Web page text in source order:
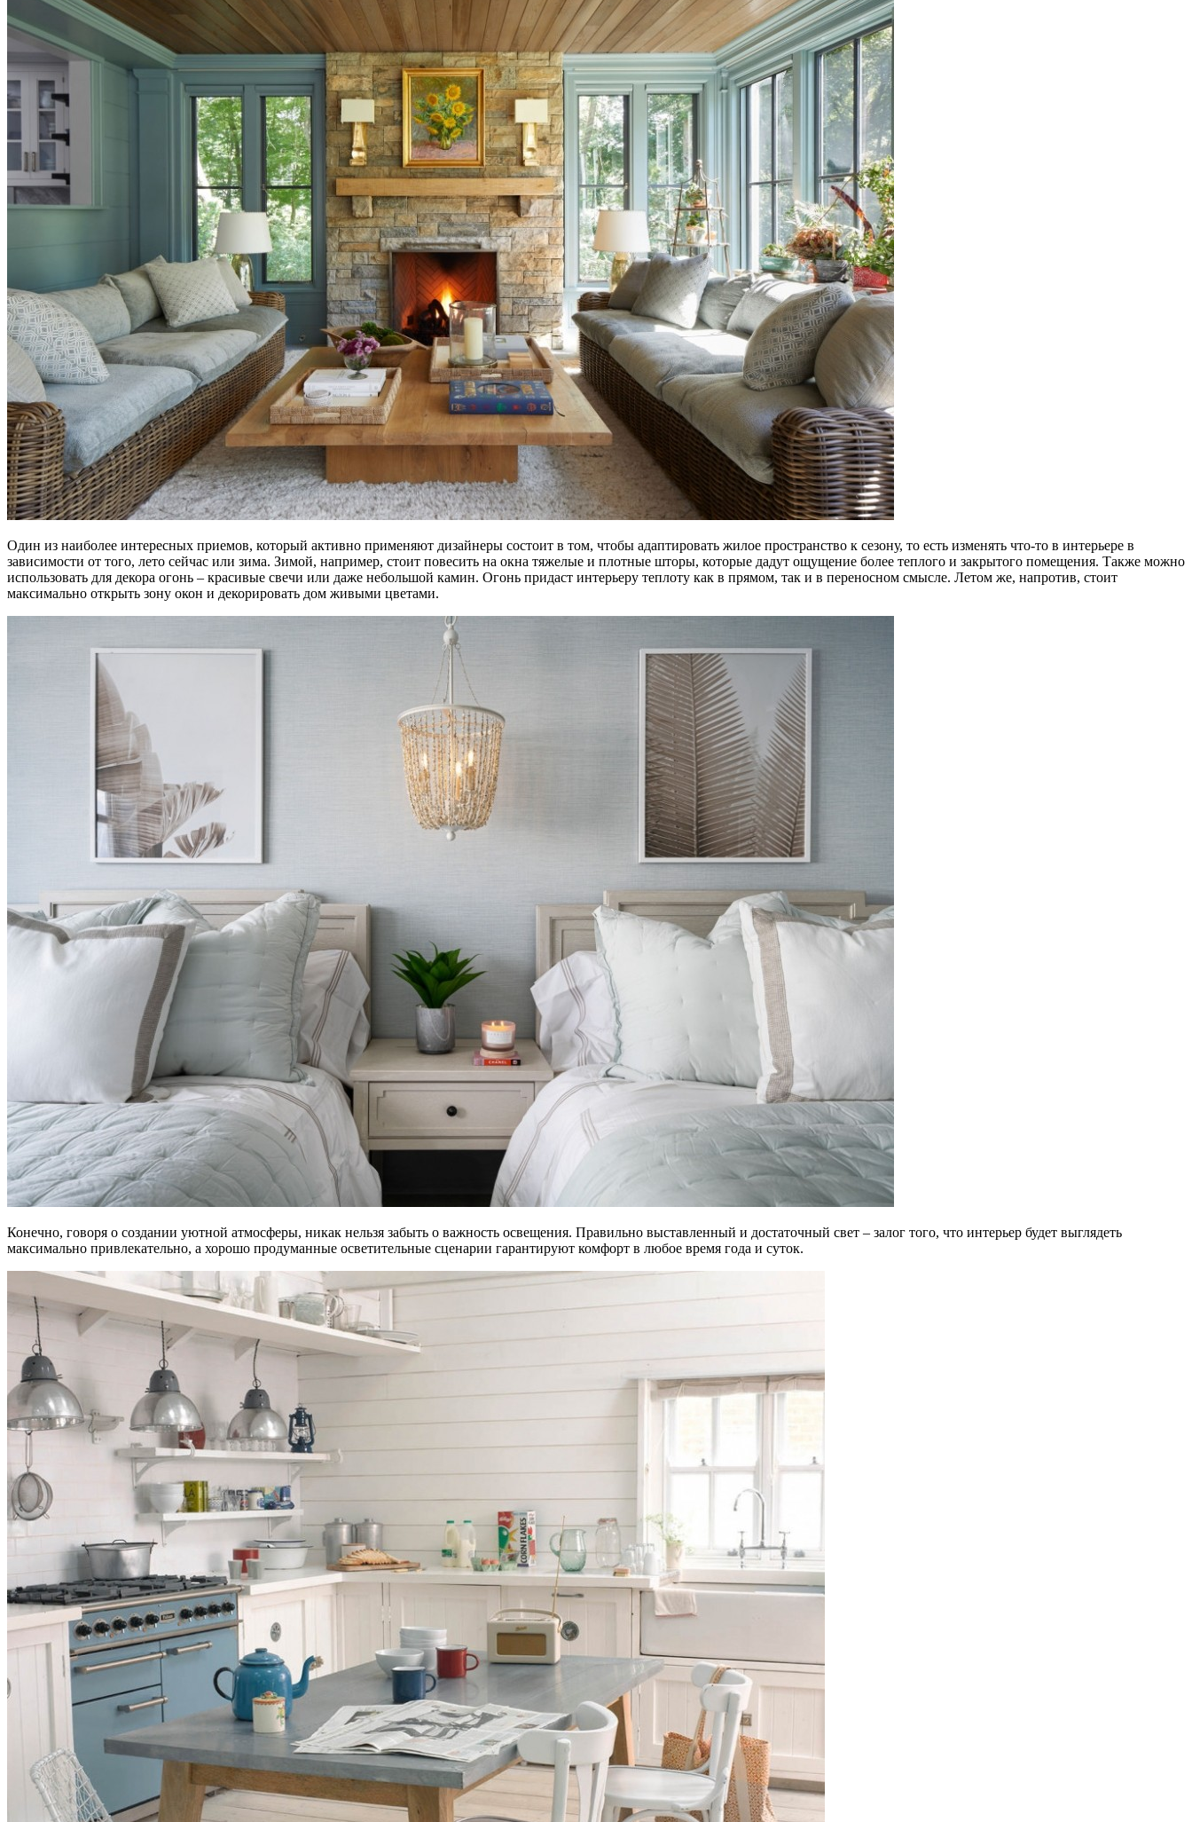
Один из наиболее интересных приемов, который активно применяют дизайнеры состоит в том, чтобы адаптировать жилое пространство к сезону, то есть изменять что-то в интерьере в
зависимости от того, лето сейчас или зима. Зимой, например, стоит повесить на окна тяжелые и плотные шторы, которые дадут ощущение более теплого и закрытого помещения. Также можно
использовать для декора огонь – красивые свечи или даже небольшой камин. Огонь придаст интерьеру теплоту как в прямом, так и в переносном смысле. Летом же, напротив, стоит
максимально открыть зону окон и декорировать дом живыми цветами.
Конечно, говоря о создании уютной атмосферы, никак нельзя забыть о важность освещения. Правильно выставленный и достаточный свет – залог того, что интерьер будет выглядеть
максимально привлекательно, а хорошо продуманные осветительные сценарии гарантируют комфорт в любое время года и суток.